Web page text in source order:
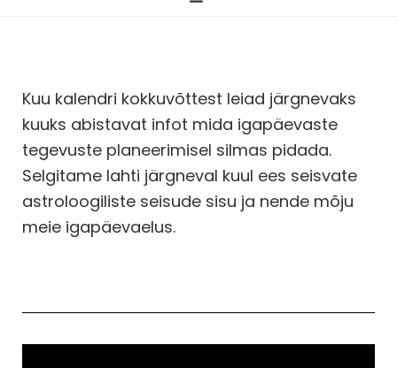
Kuu kalendri kokkuvõttest leiad järgnevaks
kuuks abistavat infot mida igapäevaste
tegevuste planeerimisel silmas pidada.
Selgitame lahti järgneval kuul ees seisvate
astroloogiliste seisude sisu ja nende mõju
meie igapäevaelus.